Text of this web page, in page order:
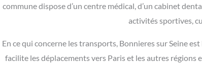
commune dispose d’un centre médical, d’un cabinet
activités sportives,
En ce qui concerne les transports, Bonnieres sur Seine
facilite les déplacements vers Paris et les autres régions